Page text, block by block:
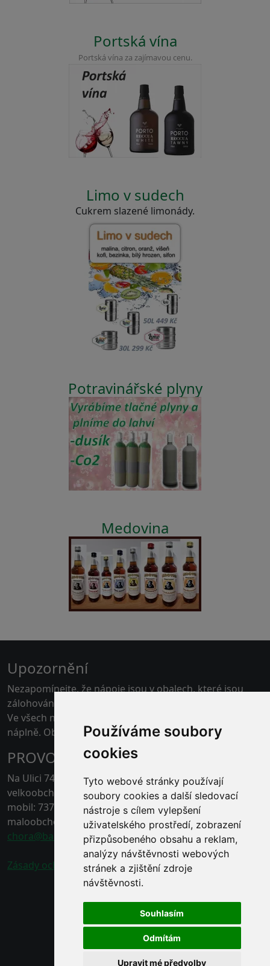
Používáme soubory
cookies
Tyto webové stránky používají
soubory cookies a další sledovací
nástroje s cílem vylepšení
uživatelského prostředí, zobrazení
přizpůsobeného obsahu a reklam,
analýzy návštěvnosti webových
stránek a zjištění zdroje
návštěvnosti.
Souhlasím
Odmítám
Upravit mé předvolby
Portská vína
Portská vína za zajímavou cenu.
Limo v sudech
Cukrem slazené limonády.
Potravinářské plyny
Medovina
Upozornění
Nezapomínejte, že nápoje jsou v obalech, které jsou
zálohovány.
Ve všech našich skladech je možné platit kartou pouze
náplně. Obaly jen v hotovosti.
PROVOZOVNA ČERNÁ HORA
Na Ulici 74, 67921 Černá Hora, Blansko
velkoobchod - tel.: 778 496 863
mobil: 737 211 132
maloobchod - tel.: 778 496 862
chora@baracek.cz
Zásady ochrany osobních údajů